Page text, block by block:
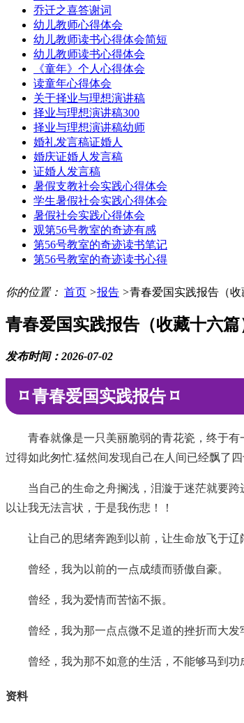
乔迁之喜答谢词
幼儿教师心得体会
幼儿教师读书心得体会简短
幼儿教师读书心得体会
《童年》个人心得体会
读童年心得体会
关于择业与理想演讲稿
择业与理想演讲稿300
择业与理想演讲稿幼师
婚礼发言稿证婚人
婚庆证婚人发言稿
证婚人发言稿
暑假支教社会实践心得体会
学生暑假社会实践心得体会
暑假社会实践心得体会
观第56号教室的奇迹有感
第56号教室的奇迹读书笔记
第56号教室的奇迹读书心得
你的位置： 首页 >报告 >青春爱国实践报告（收
青春爱国实践报告（收藏十六篇
发布时间：2026-07-02
⌑ 青春爱国实践报告 ⌑
青春就像是一只美丽脆弱的青花瓷，终于
过得如此匆忙.猛然间发现自己在人间已经飘了四
当自己的生命之舟搁浅，泪漩于迷茫就要
以让我无法言状，于是我伤悲！！
让自己的思绪奔跑到以前，让生命放飞于
曾经，我为以前的一点成绩而骄傲自豪。
曾经，我为爱情而苦恼不振。
曾经，我为那一点点微不足道的挫折而大发
曾经，我为那不如意的生活，不能够马到功
资料